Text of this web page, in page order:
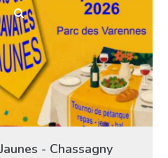
- Chassagny